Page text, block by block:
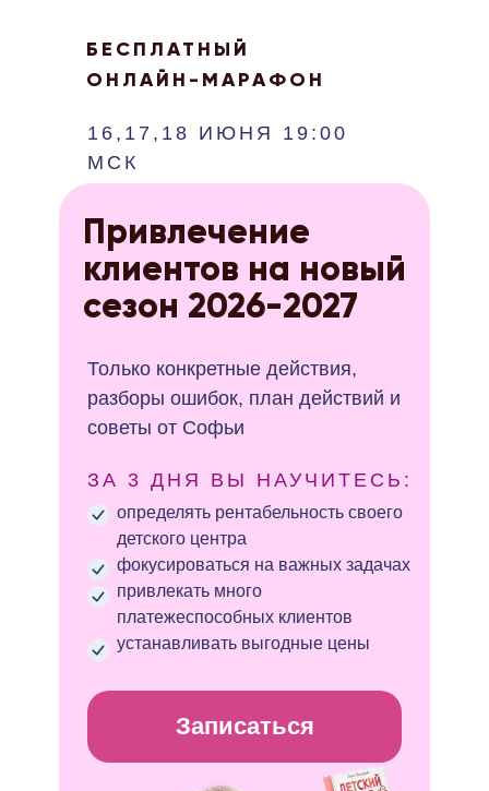
Привлечение
клиентов на новый
сезон 2026-2027
Только конкретные действия,
разборы ошибок, план действий и
советы от Софьи
БЕСПЛАТНЫЙ
ОНЛАЙН-МАРАФОН
16,17,18 ИЮНЯ 19:00
МСК
ЗА 3 ДНЯ ВЫ НАУЧИТЕСЬ:
определять рентабельность своего
детского центра
фокусироваться на важных задачах
привлекать много
платежеспособных клиентов
устанавливать выгодные цены
Записаться